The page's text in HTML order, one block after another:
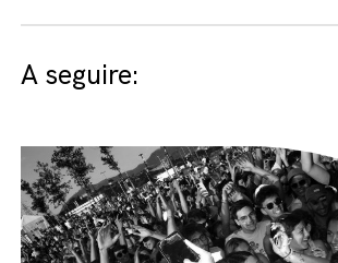
A seguire: